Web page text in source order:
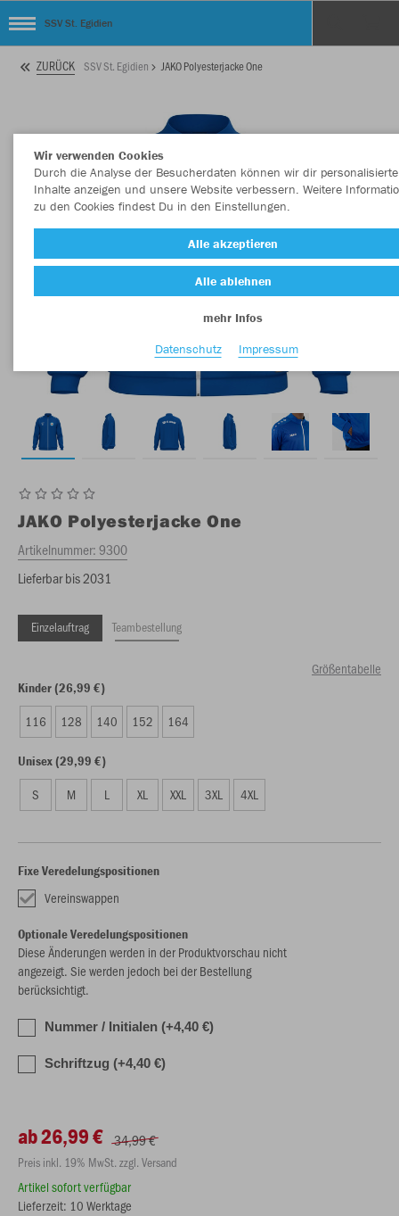
SSV St. Egidien
ZURÜCK SSV St. Egidien JAKO Polyesterjacke One
JAKO Polyesterjacke One
Artikelnummer:9300
Lieferbar bis 2031
Einzelauftrag Teambestellung
Größentabelle
Kinder (26,99 €)
116 128 140 152 164
Unisex (29,99 €)
S M L XL XXL 3XL 4XL
Fixe Veredelungspositionen
Vereinswappen
Optionale Veredelungspositionen
Diese Änderungen werden in der Produktvorschau nicht
angezeigt. Sie werden jedoch bei der Bestellung
berücksichtigt.
Nummer / Initialen (+4,40 €)
Schriftzug (+4,40 €)
ab 26,99 € 34,99 €
Preis inkl. 19% MwSt. zzgl. Versand
Artikel sofort verfügbar
Lieferzeit: 10 Werktage
Wir verwenden Cookies
Durch die Analyse der Besucherdaten können wir dir personalisierte
Inhalte anzeigen und unsere Website verbessern. Weitere
zu den Cookies findest Du in den Einstellungen.
Alle akzeptieren
Alle ablehnen
mehr Infos
Datenschutz
Impressum